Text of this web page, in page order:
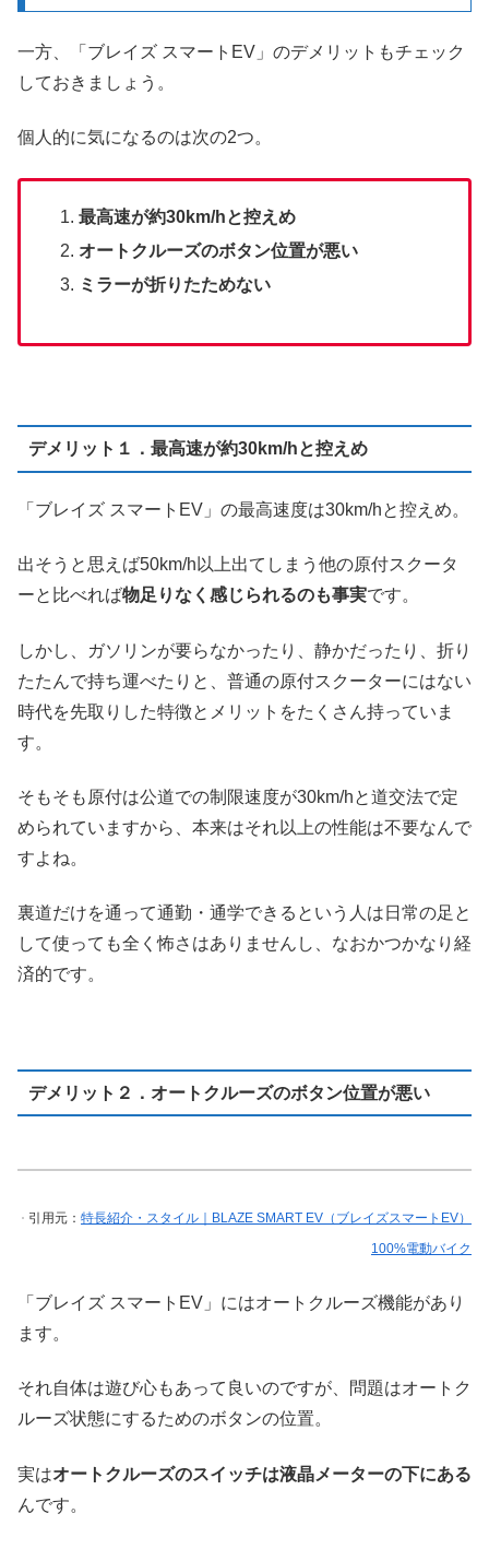
一方、「ブレイズ スマートEV」のデメリットもチェック
しておきましょう。
個人的に気になるのは次の2つ。
最高速が約30km/hと控えめ
オートクルーズのボタン位置が悪い
ミラーが折りたためない
デメリット１．最高速が約30km/hと控えめ
「ブレイズ スマートEV」の最高速度は30km/hと控えめ。
出そうと思えば50km/h以上出てしまう他の原付スクータ
ーと比べれば物足りなく感じられるのも事実です。
しかし、ガソリンが要らなかったり、静かだったり、折り
たたんで持ち運べたりと、普通の原付スクーターにはない
時代を先取りした特徴とメリットをたくさん持っていま
す。
そもそも原付は公道での制限速度が30km/hと道交法で定
められていますから、本来はそれ以上の性能は不要なんで
すよね。
裏道だけを通って通勤・通学できるという人は日常の足と
して使っても全く怖さはありませんし、なおかつかなり経
済的です。
デメリット２．オートクルーズのボタン位置が悪い
引用元： 特長紹介・スタイル｜BLAZE SMART EV（ブレイズスマートEV）
100%電動バイク
「ブレイズ スマートEV」にはオートクルーズ機能があり
ます。
それ自体は遊び心もあって良いのですが、問題はオートク
ルーズ状態にするためのボタンの位置。
実はオートクルーズのスイッチは液晶メーターの下にある
んです。